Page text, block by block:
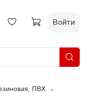
Войти
ПВХ